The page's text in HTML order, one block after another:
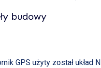
budowy
GPS użyty został układ